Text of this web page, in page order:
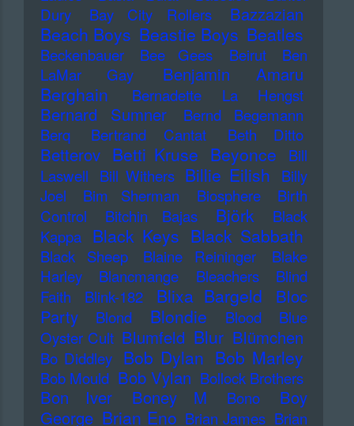
Dury
Bay City Rollers Bazzazian
Beach Boys Beastie Boys Beatles
Beckenbauer Bee Gees Beirut
Ben
LaMar Gay
Benjamin Amaru
Berghain Bernadette La Hengst
Bernard Sumner
Bernd Begemann
Berq
Bertrand Cantat Beth Ditto
Betterov Betti Kruse Beyonce
Bill
Laswell
Bill Withers Billie Eilish
Billy
Joel
Bim Sherman Biosphere
Birth
Control
Bitchin Bajas Björk
Black
Kappa Black Keys Black Sabbath
Black Sheep Blaine Reininger
Blake
Harley
Blancmange Bleachers
Blind
Faith
Blink-182 Blixa Bargeld
Bloc
Party
Blond Blondie Blood
Blue
Oyster Cult Blumfeld Blur Blümchen
Bo Diddley Bob Dylan Bob Marley
Bob Mould Bob Vylan Bollock Brothers
Bon Iver Boney M Bono
Boy
George Brian Eno Brian James Brian